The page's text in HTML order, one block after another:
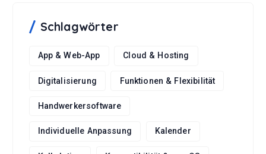
Schlagwörter
App & Web-App Cloud & Hosting
Digitalisierung Funktionen & Flexibilität
Handwerkersoftware
Individuelle Anpassung Kalender